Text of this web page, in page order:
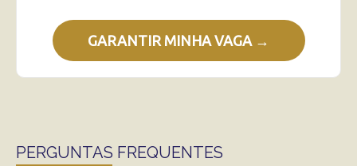
GARANTIR MINHA VAGA →
PERGUNTAS FREQUENTES